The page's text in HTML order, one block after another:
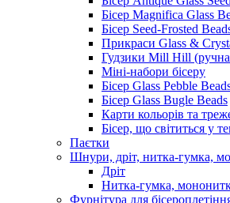
Бісер Magnifica Glass
Бісер Seed-Frosted
Прикраси Glass &
Гудзики Mill Hill (ручна
Міні-набори бісеру
Бісер Glass Pebble
Бісер Glass Bugle Beads
Карти кольорів та
Бісер, що світиться у
Паєтки
Шнури, дріт, нитка-гумка,
Дріт
Нитка-гумка,
Фурнітура для